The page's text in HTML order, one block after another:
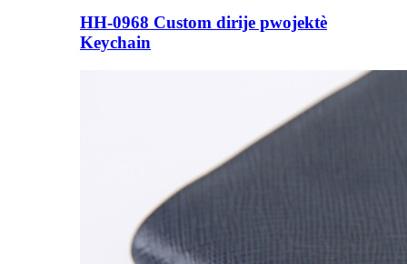
HH-0968 Custom dirije pwojektè
Keychain